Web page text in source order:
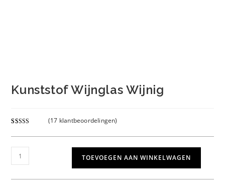
Kunststof Wijnglas Wijnig
gebaseerd
klant
n
(17 klantbeoordelingen)
Kunststof
Wijnglas
Wijnig
TOEVOEGEN AAN WINKELWAGEN